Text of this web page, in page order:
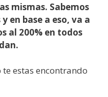
mismas. Sabemos
en base a eso, va a
al 200% en todos
estas encontrando